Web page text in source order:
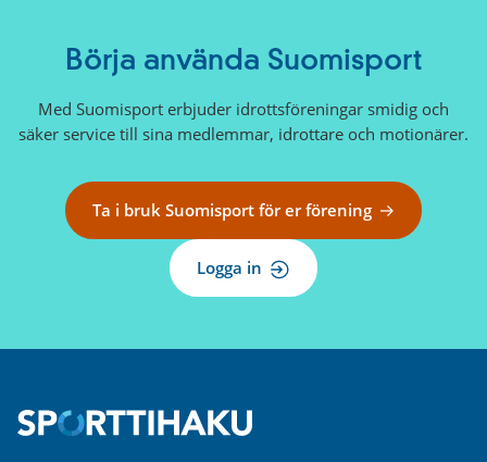
Börja använda Suomisport
Med Suomisport erbjuder idrottsföreningar smidig och
säker service till sina medlemmar, idrottare och motionärer.
Ta i bruk Suomisport för er förening
Logga in